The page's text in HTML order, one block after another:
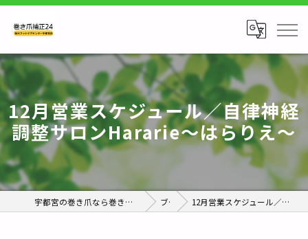
12月営業スケジュール／自律神経
調整サロンHararie〜はらりえ〜
宇都宮の巻き爪なら巻き爪補正24栃木フットケアセンター宇都宮店 ブログ 12月営業スケジュール／自律神経調整サロンHararie〜はらりえ〜